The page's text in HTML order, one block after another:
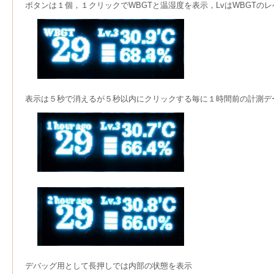
ボタンは１個，１クリックでWBGTと温湿度を表示，LvはWBGTの
表示は５秒で消えるが５秒以内にクリックする毎に１時間前の計測デ
デバッグ用として長押しでは内部の状態を表示